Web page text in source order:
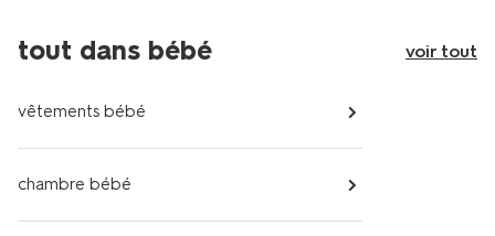
tout dans bébé voir tout
vêtements bébé
chambre bébé